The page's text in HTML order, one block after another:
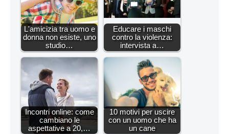
L'amicizia tra uomo e
donna non esiste, uno
studio…
Educare i maschi
contro la violenza:
intervista a…
Incontri online: come
cambiano le
aspettative a 20,…
10 motivi per uscire
con un uomo che ha
un cane